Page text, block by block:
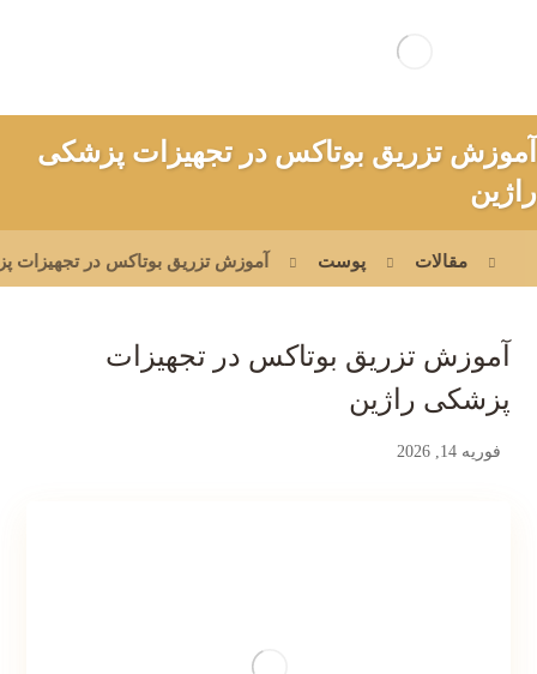
آموزش تزریق بوتاکس در تجهیزات پزشکی
راژین
مقالات پوست آموزش تزریق بوتاکس در تجهیزات
آموزش تزریق بوتاکس در تجهیزات
پزشکی راژین
فوریه 14, 2026